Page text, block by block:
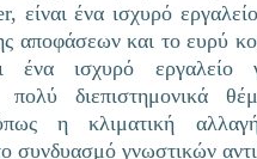
ένα ισχυρό
αποφάσεων και το ευρύ
ένα ισχυρό εργαλείο
πολύ διεπιστημονικά
η κλιματική
συνδυασμό γνωστικών